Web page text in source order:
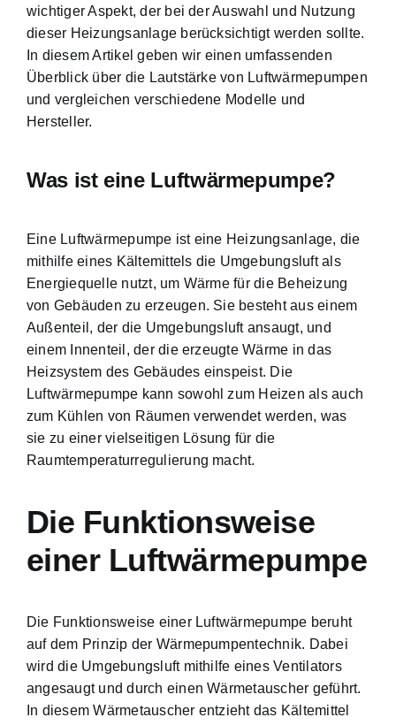
wichtiger Aspekt, der bei der Auswahl und Nutzung
dieser Heizungsanlage berücksichtigt werden sollte.
In diesem Artikel geben wir einen umfassenden
Überblick über die Lautstärke von Luftwärmepumpen
und vergleichen verschiedene Modelle und
Hersteller.
Was ist eine Luftwärmepumpe?
Eine Luftwärmepumpe ist eine Heizungsanlage, die
mithilfe eines Kältemittels die Umgebungsluft als
Energiequelle nutzt, um Wärme für die Beheizung
von Gebäuden zu erzeugen. Sie besteht aus einem
Außenteil, der die Umgebungsluft ansaugt, und
einem Innenteil, der die erzeugte Wärme in das
Heizsystem des Gebäudes einspeist. Die
Luftwärmepumpe kann sowohl zum Heizen als auch
zum Kühlen von Räumen verwendet werden, was
sie zu einer vielseitigen Lösung für die
Raumtemperaturregulierung macht.
Die Funktionsweise
einer Luftwärmepumpe
Die Funktionsweise einer Luftwärmepumpe beruht
auf dem Prinzip der Wärmepumpentechnik. Dabei
wird die Umgebungsluft mithilfe eines Ventilators
angesaugt und durch einen Wärmetauscher geführt.
In diesem Wärmetauscher entzieht das Kältemittel